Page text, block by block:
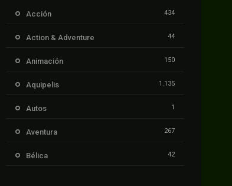
Acción 434
Action & Adventure 44
Animación 150
Aquipelis 1.135
Autos 1
Aventura 267
Bélica 42